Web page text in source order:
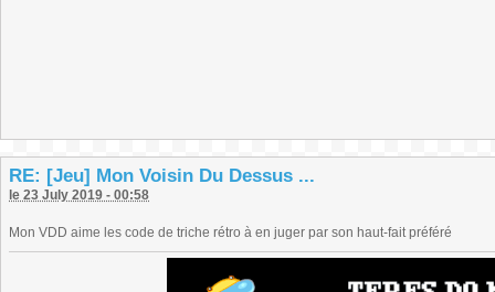
RE: [Jeu] Mon Voisin Du Dessus ...
le 23 July 2019 - 00:58
Mon VDD aime les code de triche rétro à en juger par son haut-fait préféré